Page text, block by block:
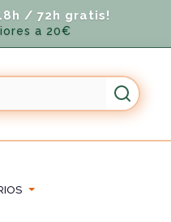
/ 72h gratis!
a 20€